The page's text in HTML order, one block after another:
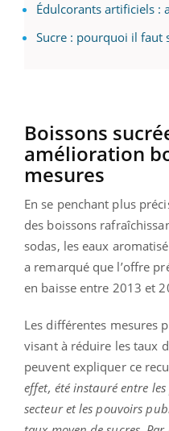
Édulcorants artificiels :
Sucre : pourquoi il faut
Boissons
amélioration
mesures
En se penchant plus
des boissons
sodas, les eaux
a remarqué que l’offre
en baisse entre 2013 et
Les différentes mesures
visant à réduire les taux
peuvent expliquer ce
effet, été instauré entre
secteur et les pouvoirs